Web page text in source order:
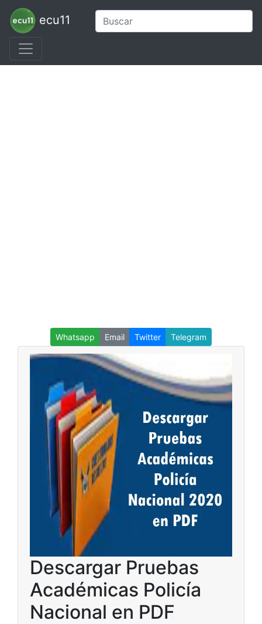
ecu11
Whatsapp Email Twitter Telegram
Descargar Pruebas
Académicas Policía
Nacional en PDF